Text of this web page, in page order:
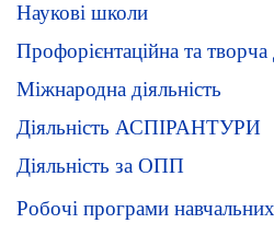
Наукові школи
Профорієнтаційна та творча
Міжнародна діяльність
Діяльність АСПІРАНТУРИ
Діяльність за ОПП
Робочі програми